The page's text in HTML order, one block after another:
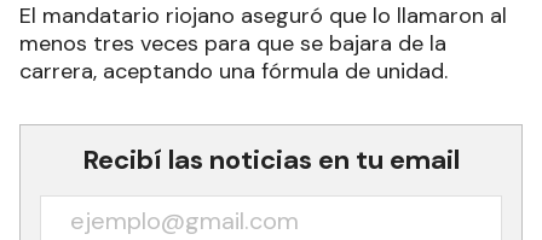
El mandatario riojano aseguró que lo llamaron al
menos tres veces para que se bajara de la
carrera, aceptando una fórmula de unidad.
Recibí las noticias en tu email